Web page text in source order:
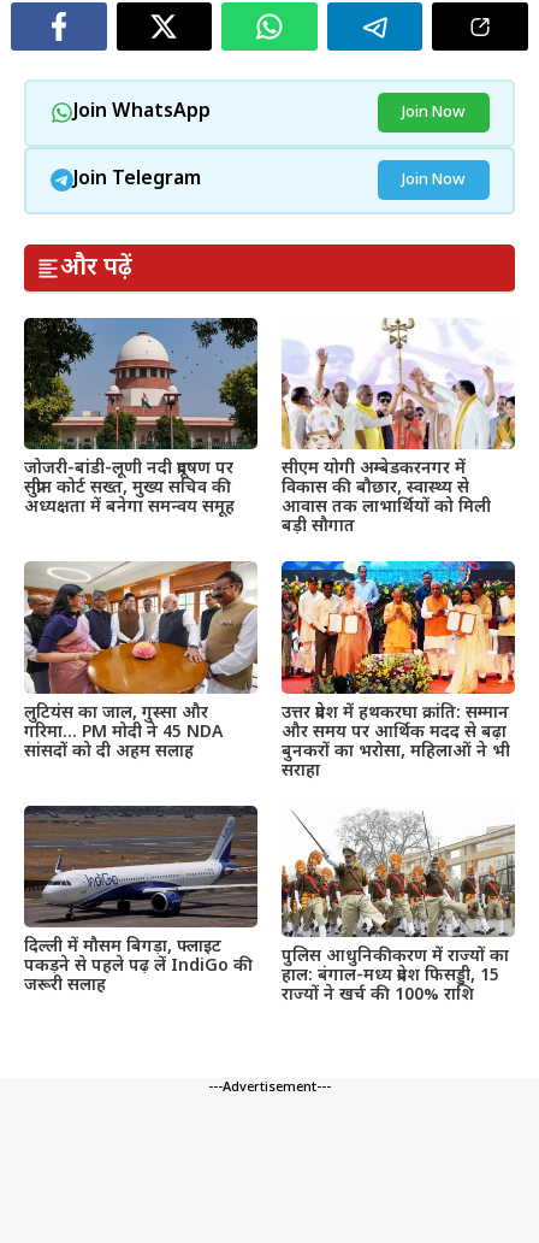
Join WhatsApp Join Now
Join Telegram Join Now
और पढ़ें
जोजरी-बांडी-लूणी नदी प्रदूषण पर
सुप्रीम कोर्ट सख्त, मुख्य सचिव की
अध्यक्षता में बनेगा समन्वय समूह
सीएम योगी अम्बेडकरनगर में
विकास की बौछार, स्वास्थ्य से
आवास तक लाभार्थियों को मिली
बड़ी सौगात
लुटियंस का जाल, गुस्सा और
गरिमा… PM मोदी ने 45 NDA
सांसदों को दी अहम सलाह
उत्तर प्रदेश में हथकरघा क्रांति: सम्मान
और समय पर आर्थिक मदद से बढ़ा
बुनकरों का भरोसा, महिलाओं ने भी
सराहा
दिल्ली में मौसम बिगड़ा, फ्लाइट
पकड़ने से पहले पढ़ लें IndiGo की
जरूरी सलाह
पुलिस आधुनिकीकरण में राज्यों का
हाल: बंगाल-मध्य प्रदेश फिसड्डी, 15
राज्यों ने खर्च की 100% राशि
---Advertisement---